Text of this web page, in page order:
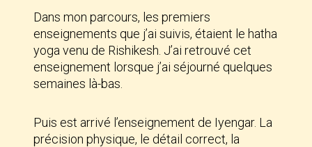
Dans mon parcours, les premiers
enseignements que j’ai suivis, étaient le hatha
yoga venu de Rishikesh. J’ai retrouvé cet
enseignement lorsque j’ai séjourné quelques
semaines là-bas.
Puis est arrivé l’enseignement de Iyengar. La
précision physique, le détail correct, la